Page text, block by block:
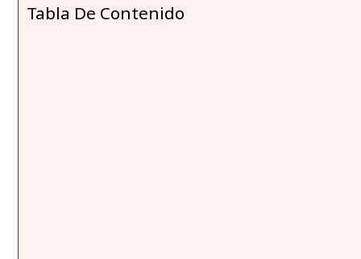
Tabla De Contenido